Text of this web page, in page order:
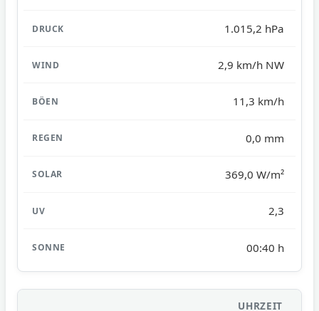
1.015,2 hPa
2,9 km/h NW
11,3 km/h
0,0 mm
369,0 W/m²
2,3
00:40 h